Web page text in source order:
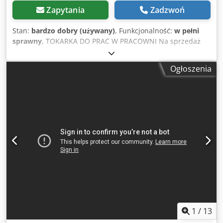
Zapytania Zadzwoń
Stan: bardzo dobry (używany), Funkcjonalność: w pełni
sprawny, TOKARKA DO PRAC W PRACOWNI Na sprzedaż
oferujemy tokarkę Drechselmeister Twister FU 200 o
rozstawie między centrami 715 mm. Tokarka jest w bardzo
dobrym stanie. Dane techniczne: - Wysokość między
wrzeciona i suportu MK2 - Prędkości obrotowe (2 zakresy
pasowe): 60 – 1350 obr./min i 180 – 3750 obr./min - Skok
pinoli 100 mm (z gwintem trapezowym), przygotowana do
godzinach pracy. Sprzedaż zastrzegamy! Powiązane
terminy: tokarka, obrabiarka, maszyna tokarska, tokarka do
Ogłoszenia
1 / 13